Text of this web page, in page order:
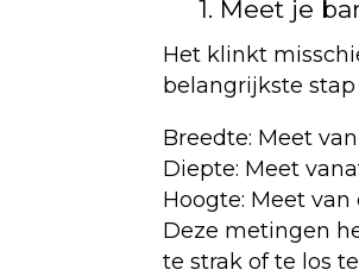
1. Meet je
Het klinkt
belangrijkste
Breedte: Meet
Diepte: Meet
Hoogte: Meet
Deze metingen
te strak of te los